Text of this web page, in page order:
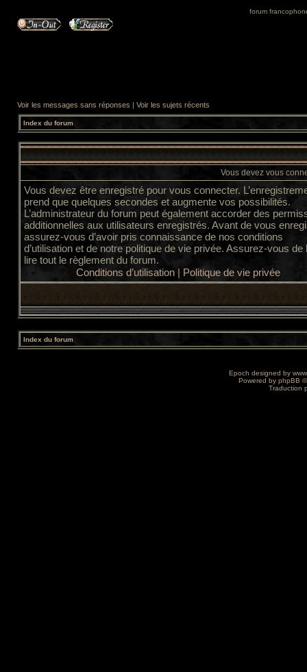
forum
Voir les messages sans réponses | Voir les sujets récents
Index du forum
Vous devez vous
Vous devez être enregistré pour vous connecter.
prend que quelques secondes et augmente vos possibilités.
L’administrateur du forum peut également accorder des
additionnelles aux utilisateurs enregistrés. Avant de vous
assurez-vous d’avoir pris connaissance de nos conditions
d’utilisation et de notre politique de vie privée. Assurez-vous de
lire tout le règlement du forum.
Conditions d’utilisation| Politique de vie privée
Index du forum
Epoch designed by
Powered by phpBB
Traduction